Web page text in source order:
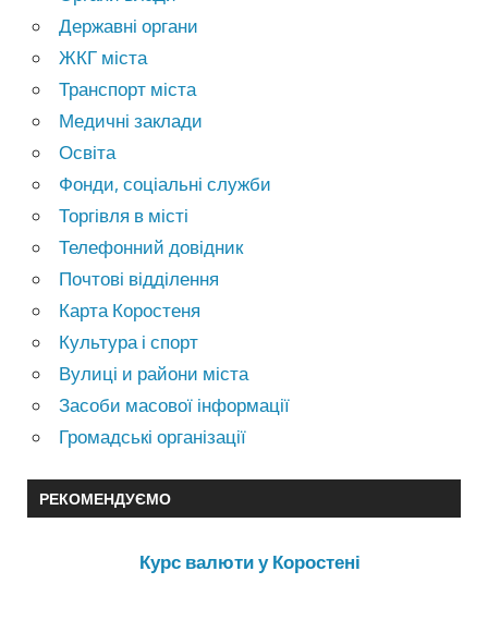
Державні органи
ЖКГ міста
Транспорт міста
Медичні заклади
Освіта
Фонди, соціальні служби
Торгівля в місті
Телефонний довідник
Почтові відділення
Карта Коростеня
Культура і спорт
Вулиці и райони міста
Засоби масової інформації
Громадські організації
РЕКОМЕНДУЄМО
Курс валюти у Коростені